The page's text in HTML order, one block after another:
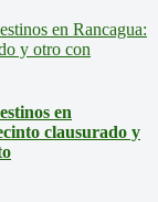
en
clausurado y